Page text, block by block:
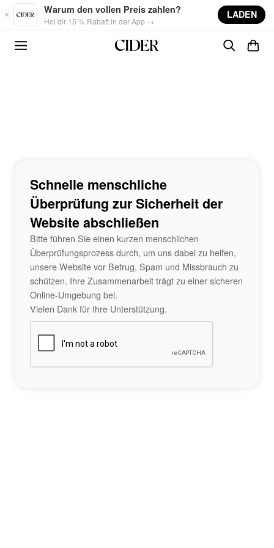
Skip to main content
Warum den vollen Preis zahlen?
Hol dir 15 % Rabatt in der App →
LADEN
Schnelle menschliche
Überprüfung zur Sicherheit der
Website abschließen
Bitte führen Sie einen kurzen menschlichen
Überprüfungsprozess durch, um uns dabei zu helfen,
unsere Website vor Betrug, Spam und Missbrauch zu
schützen. Ihre Zusammenarbeit trägt zu einer sicheren
Online-Umgebung bei.
Vielen Dank für Ihre Unterstützung.